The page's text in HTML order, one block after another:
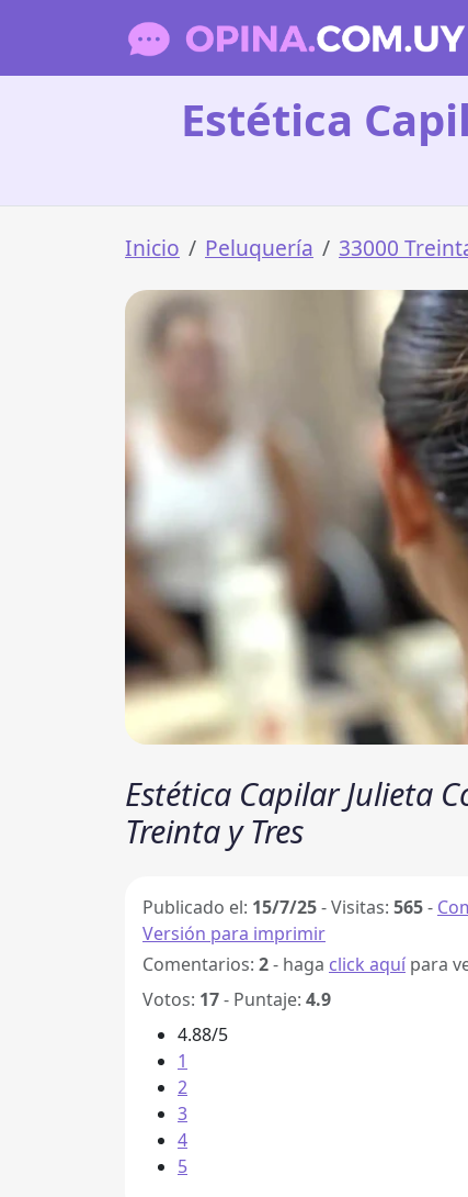
Estética
Inicio Peluquería 33000
Estética Capilar Julieta
Treinta y Tres
Publicado el: 15/7/25-Visitas: 565-
Versión para imprimir
Comentarios: 2- haga click aquí para
Votos: 17- Puntaje: 4.9
4.88/5
1
2
3
4
5